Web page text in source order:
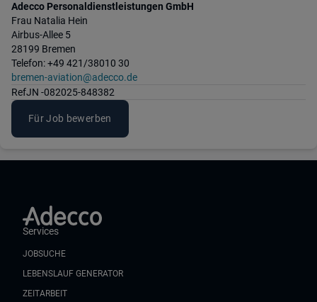
Adecco Personaldienstleistungen GmbH
Frau Natalia Hein
Airbus-Allee 5
28199 Bremen
Telefon: +49 421/38010 30
bremen-aviation@adecco.de
RefJN -082025-848382
Für Job bewerben
Services
JOBSUCHE
LEBENSLAUF GENERATOR
ZEITARBEIT